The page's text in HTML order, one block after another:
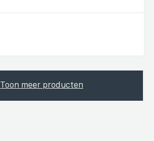
Toon meer producten